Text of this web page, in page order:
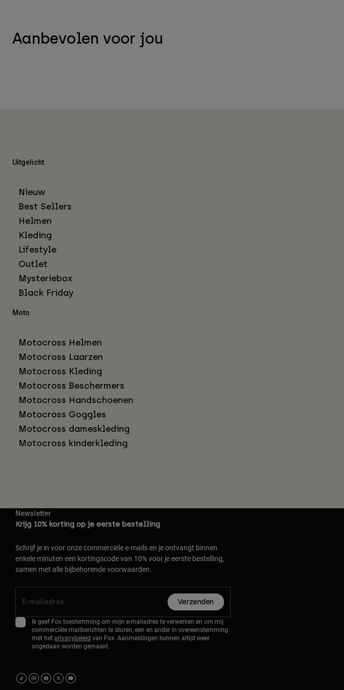
Aanbevolen voor jou
Uitgelicht
Nieuw
Best Sellers
Helmen
Kleding
Lifestyle
Outlet
Mysteriebox
Black Friday
Moto
Motocross Helmen
Motocross Laarzen
Motocross Kleding
Motocross Beschermers
Motocross Handschoenen
Motocross Goggles
Motocross dameskleding
Motocross kinderkleding
Newsletter
Krijg 10% korting op je eerste bestelling
Schrijf je in voor onze commerciële e-mails en je ontvangt binnen
enkele minuten een kortingscode van 10% voor je eerste bestelling,
samen met alle bijbehorende voorwaarden.
Verzenden
Ik geef Fox toestemming om mijn e-mailadres te verwerken en om mij
commerciële mailberichten te sturen, een en ander in overeenstemming
met het privacybeleid van Fox. Aanmeldingen kunnen altijd weer
ongedaan worden gemaakt.